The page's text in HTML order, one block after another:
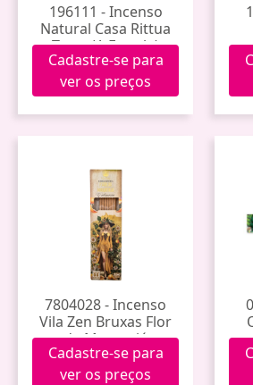
196111 - Incenso
Natural Casa Rittua
Tarot (A Estrela)
Cadastre-se para
ver os preços
7804028 - Incenso
Vila Zen Bruxas Flor
de Maracujá
Cadastre-se para
ver os preços